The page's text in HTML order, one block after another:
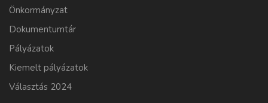
Önkormányzat
Dokumentumtár
Pályázatok
Kiemelt pályázatok
Választás 2024